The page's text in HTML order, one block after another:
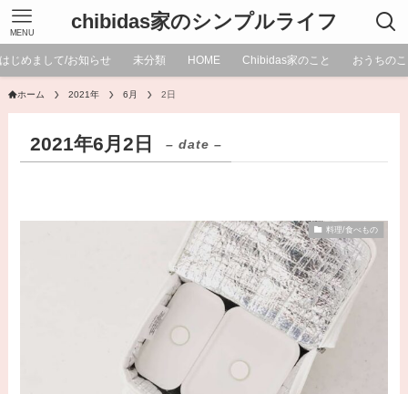
chibidas家のシンプルライフ
MENU
はじめまして/お知らせ 未分類 HOME Chibidas家のこと おうちの
ホーム 2021年 6月 2日
2021年6月2日 – date –
料理/食べもの